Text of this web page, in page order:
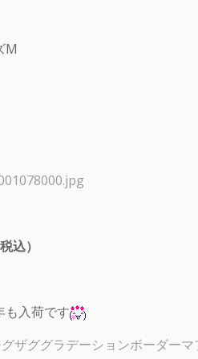
M
込）
も入荷です
ザググラデーションボーダーマ